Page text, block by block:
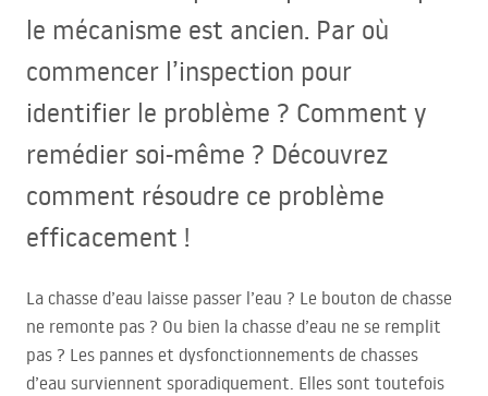
le mécanisme est ancien. Par où
commencer l’inspection pour
identifier le problème ? Comment y
remédier soi-même ? Découvrez
comment résoudre ce problème
efficacement !
La chasse d’eau laisse passer l’eau ? Le bouton de chasse
ne remonte pas ? Ou bien la chasse d’eau ne se remplit
pas ? Les pannes et dysfonctionnements de chasses
d’eau surviennent sporadiquement. Elles sont toutefois